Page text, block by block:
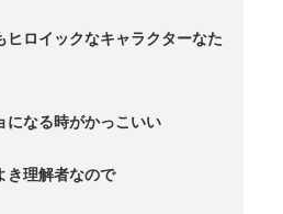
ヒロイックなキャラクターなた
になる時がかっこいい
き理解者なので